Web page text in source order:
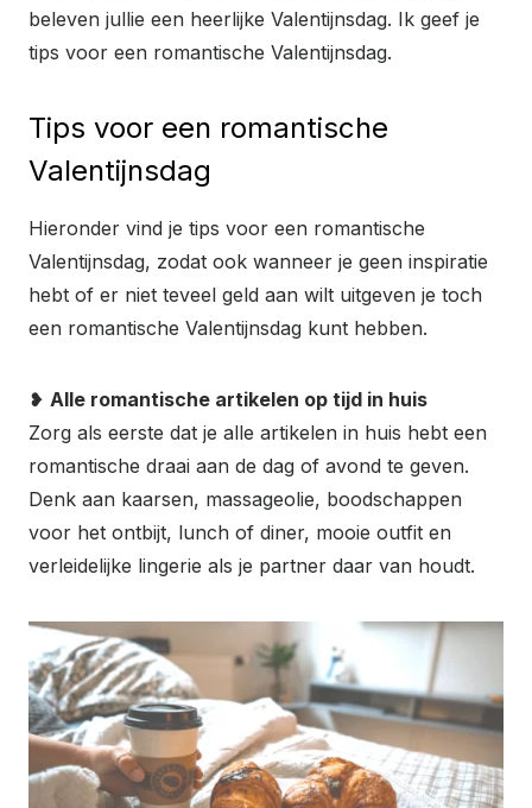
beleven jullie een heerlijke Valentijnsdag. Ik geef je
tips voor een romantische Valentijnsdag.
Tips voor een romantische
Valentijnsdag
Hieronder vind je tips voor een romantische
Valentijnsdag, zodat ook wanneer je geen inspiratie
hebt of er niet teveel geld aan wilt uitgeven je toch
een romantische Valentijnsdag kunt hebben.
❥ Alle romantische artikelen op tijd in huis
Zorg als eerste dat je alle artikelen in huis hebt een
romantische draai aan de dag of avond te geven.
Denk aan kaarsen, massageolie, boodschappen
voor het ontbijt, lunch of diner, mooie outfit en
verleidelijke lingerie als je partner daar van houdt.